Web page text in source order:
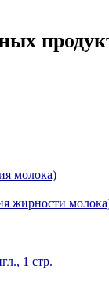
молока)
жирности
1 стр.